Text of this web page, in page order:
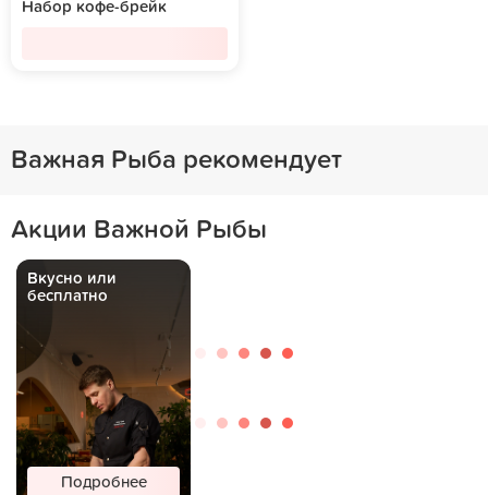
Набор кофе-брейк
Важная Рыба рекомендует
Акции Важной Рыбы
Вкусно или
бесплатно
Подробнее